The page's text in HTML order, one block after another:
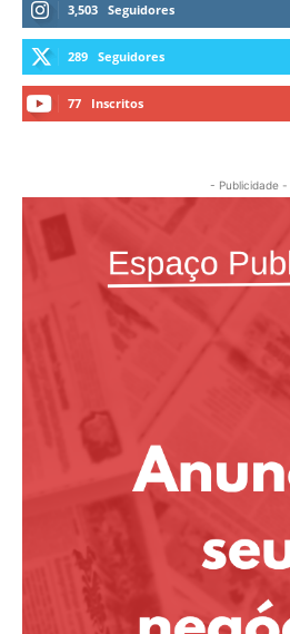
3,503 Seguidores
289 Seguidores
77 Inscritos
- Publicidade -